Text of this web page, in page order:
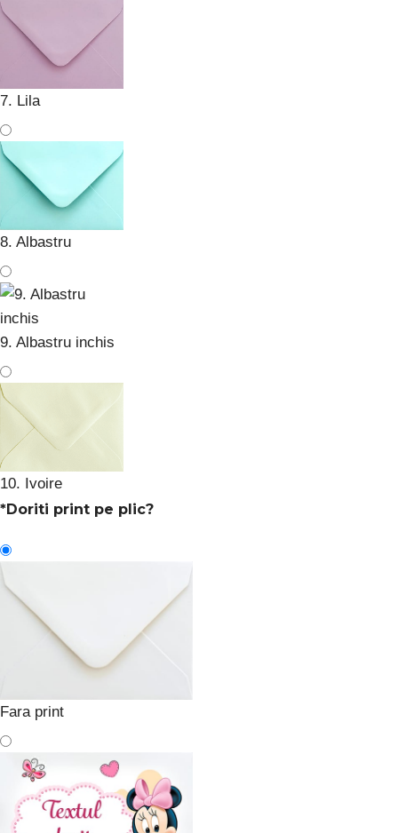
7. Lila
8. Albastru
9. Albastru inchis
10. Ivoire
*Doriti print pe plic?
Fara print